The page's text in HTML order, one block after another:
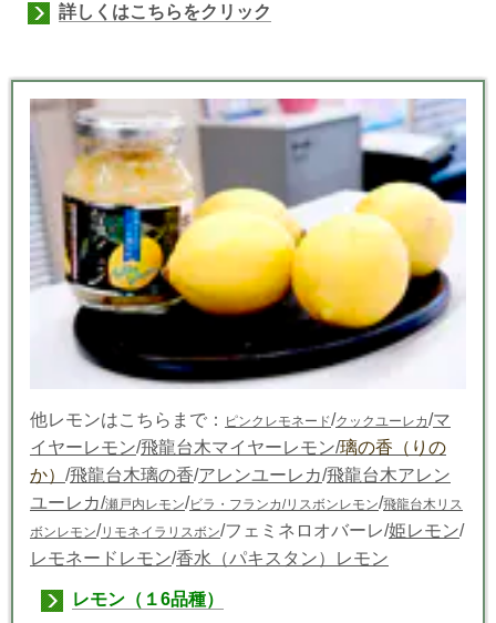
詳しくはこちらをクリック
他レモンはこちらまで： ピンクレモネード/クックユーレカ/マ
イヤーレモン/飛龍台木マイヤーレモン/璃の香（りの
か） /飛龍台木璃の香/アレンユーレカ/飛龍台木アレン
ユーレカ/瀬戸内レモン/ビラ・フランカ/リスボンレモン/飛龍台木リス
ボンレモン/ リモネイラリスボン/フェミネロオバーレ/姫レモン/
レモネードレモン/香水（パキスタン）レモン
レモン（１6品種）